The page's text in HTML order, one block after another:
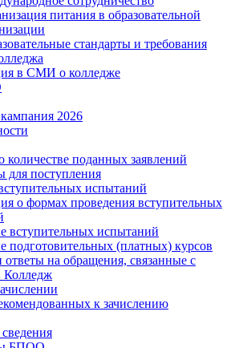
питания в образовательной
стандарты и требования
в СМИ о колледже
2026
количестве поданных заявлений
для поступления
испытаний
о формах проведения вступительных
вступительных испытаний
подготовительных (платных) курсов
на обращения, связанные с
Колледж
к зачислению